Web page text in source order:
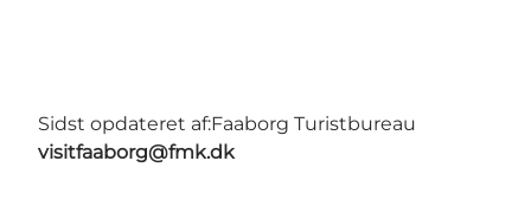
Sidst opdateret af:Faaborg Turistbureau
visitfaaborg@fmk.dk